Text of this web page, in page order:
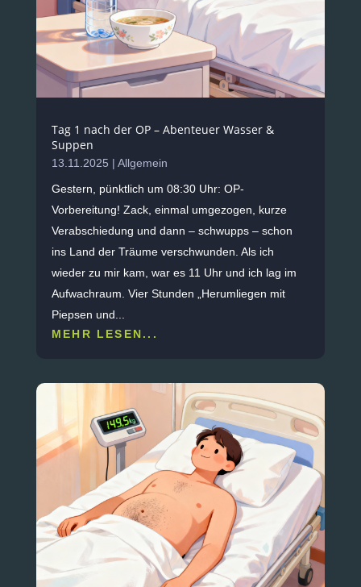
Tag 1 nach der OP – Abenteuer Wasser &
Suppen
13.11.2025 | Allgemein
Gestern, pünktlich um 08:30 Uhr: OP-
Vorbereitung! Zack, einmal umgezogen, kurze
Verabschiedung und dann – schwupps – schon
ins Land der Träume verschwunden. Als ich
wieder zu mir kam, war es 11 Uhr und ich lag im
Aufwachraum. Vier Stunden „Herumliegen mit
Piepsen und...
MEHR LESEN...